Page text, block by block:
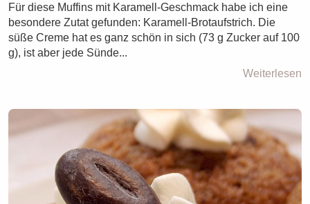
Für diese Muffins mit Karamell-Geschmack habe ich eine
besondere Zutat gefunden: Karamell-Brotaufstrich. Die
süße Creme hat es ganz schön in sich (73 g Zucker auf 100
g), ist aber jede Sünde...
Weiterlesen